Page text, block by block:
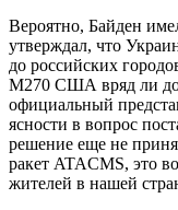
Вероятно, Байден
утверждал, что
до российских
M270 США вряд ли
официальный
ясности в вопрос
решение еще не
ракет ATACMS, это
жителей в нашей